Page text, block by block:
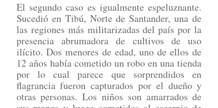
El segundo caso es igualmente espeluznante.
Sucedió en Tibú, Norte de Santander, una de
las regiones más militarizadas del país por la
presencia abrumadora de cultivos de uso
ilícito. Dos menores de edad, uno de ellos de
12 años había cometido un robo en una tienda
por lo cual parece que sorprendidos en
flagrancia fueron capturados por el dueño y
otras personas. Los niños son amarrados de